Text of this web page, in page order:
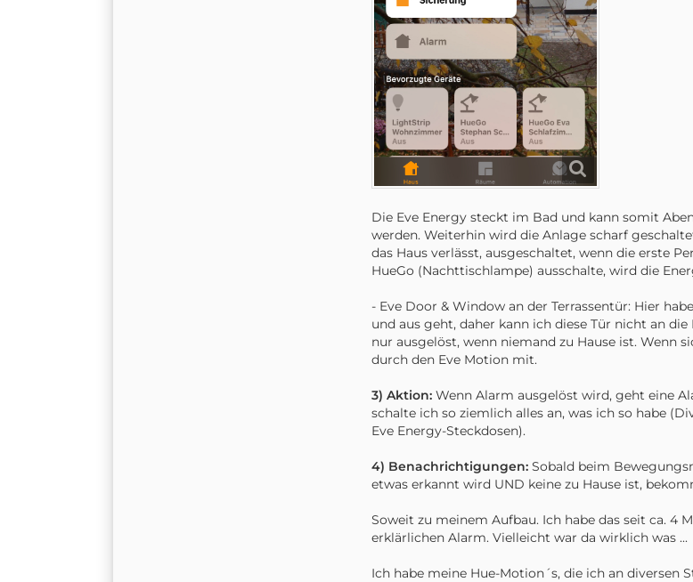
Die Eve Energy steckt im Bad und kann somit
werden. Weiterhin wird die Anlage scharf
das Haus verlässt, ausgeschaltet, wenn die erste
HueGo (Nachttischlampe) ausschalte, wird die
- Eve Door & Window an der Terrassentür: Hier
und aus geht, daher kann ich diese Tür nicht an
nur ausgelöst, wenn niemand zu Hause ist. Wenn
durch den Eve Motion mit.
3) Aktion: Wenn Alarm ausgelöst wird, geht eine
schalte ich so ziemlich alles an, was ich so habe
Eve Energy-Steckdosen).
4) Benachrichtigungen: Sobald beim
etwas erkannt wird UND keine zu Hause ist,
Soweit zu meinem Aufbau. Ich habe das seit ca. 4
erklärlichen Alarm. Vielleicht war da wirklich was ...
Ich habe meine Hue-Motion´s, die ich an